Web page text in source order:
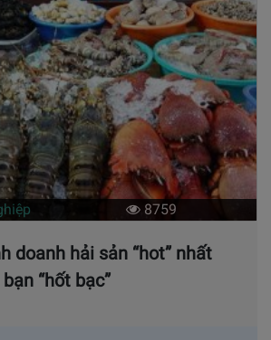
8759
doanh hải sản “hot” nhất
“hốt bạc”